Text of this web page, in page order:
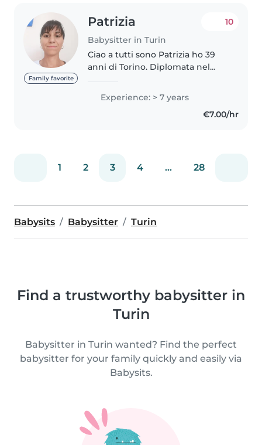
Family favorite
Patrizia
Babysitter in Turin
10
Ciao a tutti sono Patrizia ho 39
anni di Torino. Diplomata nel
ho conseguito diversi attestati
tra cui quello denominato Una
Experience: > 7 years
€7.00/hr
1 2 3 4 ... 28
Babysits Babysitter Turin
Find a trustworthy babysitter in
Turin
Babysitter in Turin wanted? Find the perfect
babysitter for your family quickly and easily via
Babysits.